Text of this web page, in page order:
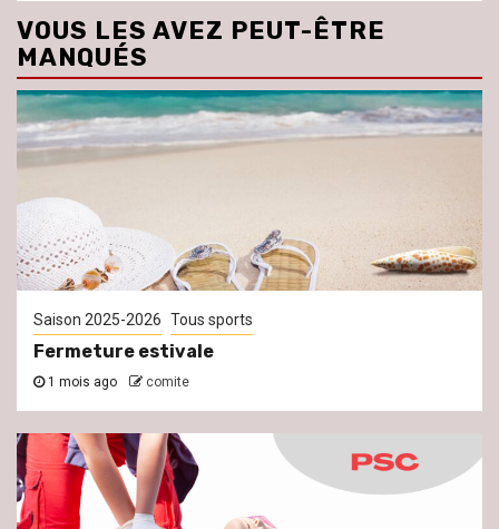
VOUS LES AVEZ PEUT-ÊTRE
MANQUÉS
Saison 2025-2026 Tous sports
Fermeture estivale
1 mois ago comite